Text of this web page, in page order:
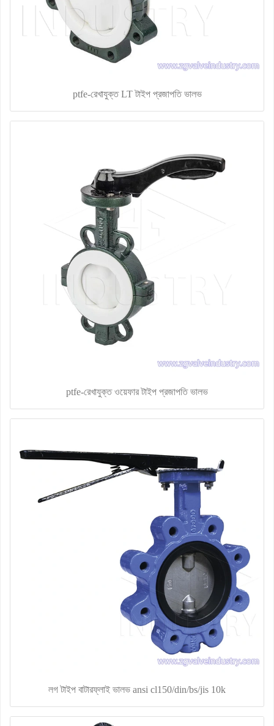
ptfe-রেখাযুক্ত LT টাইপ প্রজাপতি ভালভ
ptfe-রেখাযুক্ত ওয়েফার টাইপ প্রজাপতি ভালভ
লগ টাইপ বাটারফ্লাই ভালভ ansi cl150/din/bs/jis 10k